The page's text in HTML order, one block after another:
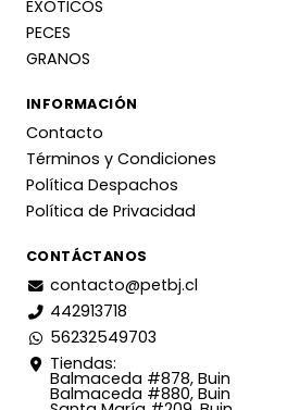
EXOTICOS
PECES
GRANOS
INFORMACIÓN
Contacto
Términos y Condiciones
Política Despachos
Política de Privacidad
CONTÁCTANOS
contacto@petbj.cl
442913718
56232549703
Tiendas:
Balmaceda #878, Buin
Balmaceda #880, Buin